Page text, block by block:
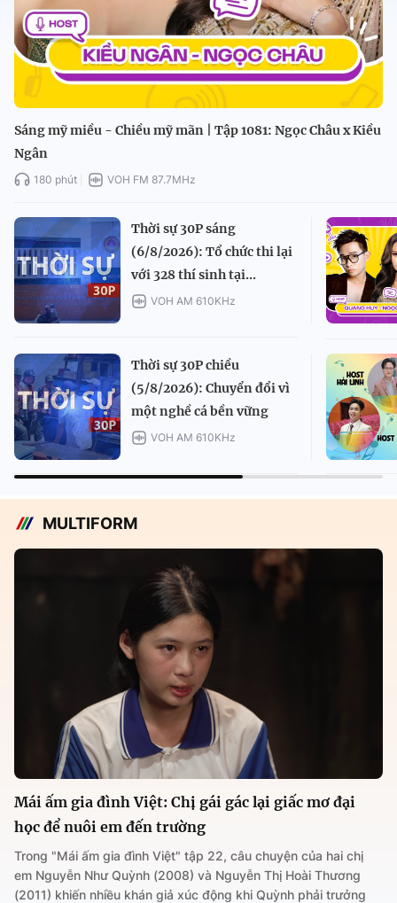
Sáng mỹ miều - Chiều mỹ mãn | Tập 1081: Ngọc Châu x Kiều
Ngân
180 phút VOH FM 87.7MHz
Thời sự 30P sáng
(6/8/2026): Tổ chức thi lại
với 328 thí sinh tại...
VOH AM 610KHz
Thời sự 30P chiều
(5/8/2026): Chuyển đổi vì
một nghề cá bền vững
VOH AM 610KHz
MULTIFORM
Mái ấm gia đình Việt: Chị gái gác lại giấc mơ đại
học để nuôi em đến trường
Trong "Mái ấm gia đình Việt" tập 22, câu chuyện của hai chị
em Nguyễn Như Quỳnh (2008) và Nguyễn Thị Hoài Thương
(2011) khiến nhiều khán giả xúc động khi Quỳnh phải trưởng